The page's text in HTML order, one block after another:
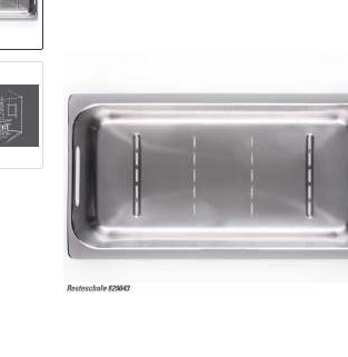
7105
mit
753
7106